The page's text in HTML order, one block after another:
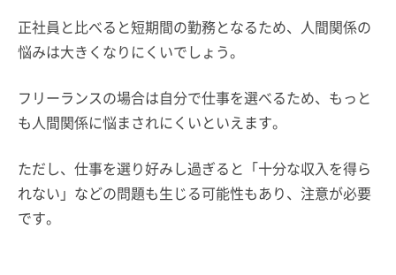
正社員と比べると短期間の勤務となるため、人間関係の
悩みは大きくなりにくいでしょう。
フリーランスの場合は自分で仕事を選べるため、もっと
も人間関係に悩まされにくいといえます。
ただし、仕事を選り好みし過ぎると「十分な収入を得ら
れない」などの問題も生じる可能性もあり、注意が必要
です。